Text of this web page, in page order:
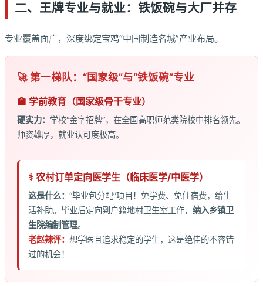
二、王牌专业与就业：铁饭碗与大厂并存
专业覆盖面广，深度绑定宝鸡“中国制造名城”产业布局。
🚀 第一梯队：“国家级”与“铁饭碗”专业
🏫 学前教育（国家级骨干专业）
硬实力： 学校“金字招牌”，在全国高职师范类院校中排名领先。
师资雄厚，就业认可度极高。
⚕️ 农村订单定向医学生（临床医学/中医学）
这是什么： “毕业包分配”项目！免学费、免住宿费，给生
活补助。毕业后定向到户籍地村卫生室工作， 纳入乡镇卫
生院编制管理。
老赵辣评： 想学医且追求稳定的学生，这是绝佳的不容错
过的机会！